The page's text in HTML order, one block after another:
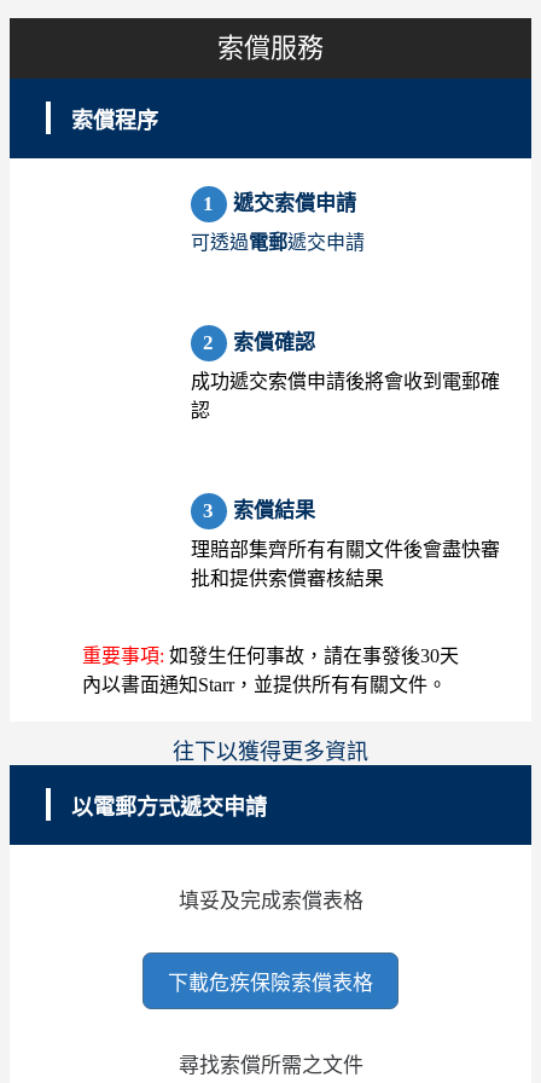
索償服務
索償程序
遞交索償申請
可透過電郵遞交申請
索償確認
成功遞交索償申請後將會收到電郵確
認
索償結果
理賠部集齊所有有關文件後會盡快審
批和提供索償審核結果
重要事項: 如發生任何事故，請在事發後30天
內以書面通知Starr，並提供所有有關文件。
往下以獲得更多資訊
以電郵方式遞交申請
填妥及完成索償表格
下載危疾保險索償表格
尋找索償所需之文件